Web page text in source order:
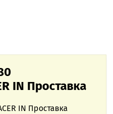
IN Проставка
IN Проставка